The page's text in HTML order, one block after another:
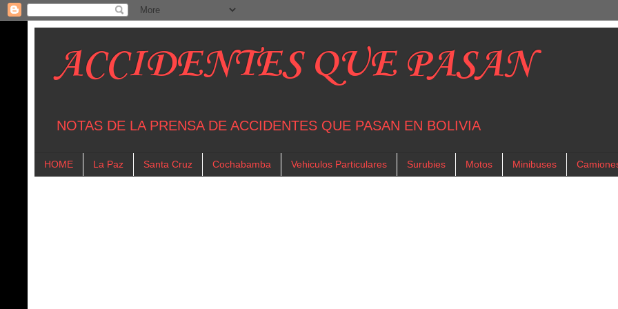
ACCIDENTES QUE PASAN
NOTAS DE LA PRENSA DE ACCIDENTES QUE PASAN EN BOLIVIA
HOME La Paz Santa Cruz Cochabamba Vehiculos Particulares Surubies Motos Minibuses